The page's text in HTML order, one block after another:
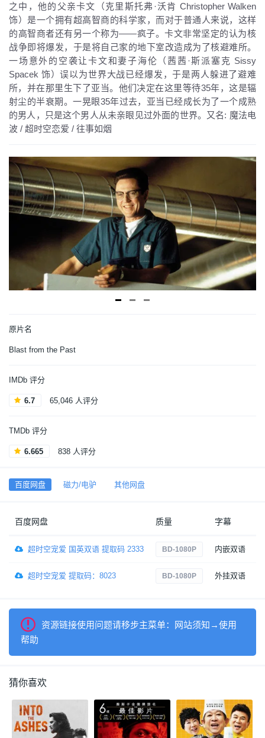
之中，他的父亲卡文（克里斯托弗·沃肯 Christopher Walken
饰）是一个拥有超高智商的科学家，而对于普通人来说，这样
的高智商者还有另一个称为——疯子。卡文非常坚定的认为核
战争即将爆发，于是将自己家的地下室改造成为了核避难所。
一场意外的空袭让卡文和妻子海伦（茜茜·斯派塞克 Sissy
Spacek 饰）误以为世界大战已经爆发，于是两人躲进了避难
所，并在那里生下了亚当。他们决定在这里等待35年，这是辐
射尘的半衰期。一晃眼35年过去，亚当已经成长为了一个成熟
的男人，只是这个男人从未亲眼见过外面的世界。又名: 魔法电
波 / 超时空恋爱 / 往事如烟
原片名
Blast from the Past
IMDb 评分
6.7 65,046 人评分
TMDb 评分
6.665 838 人评分
百度网盘 磁力/电驴 其他网盘
百度网盘 质量 字幕
超时空宠爱 国英双语 提取码 2333 BD-1080P 内嵌双语
超时空宠爱 提取码：8023 BD-1080P 外挂双语
资源链接使用问题请移步主菜单：网站须知→使用
帮助
猜你喜欢